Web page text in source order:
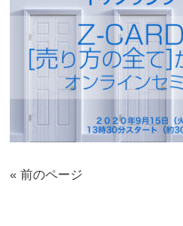
« 前のページ